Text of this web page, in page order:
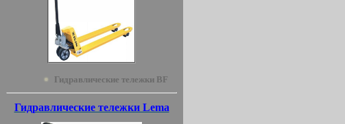
Гидравлические тележки BF
Гидравлические тележки Lema